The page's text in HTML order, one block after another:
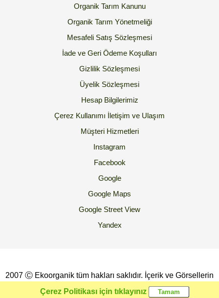
Organik Tarım Kanunu
Organik Tarım Yönetmeliği
Mesafeli Satış Sözleşmesi
İade ve Geri Ödeme Koşulları
Gizlilik Sözleşmesi
Üyelik Sözleşmesi
Hesap Bilgilerimiz
Çerez Kullanımı İletişim ve Ulaşım
Müşteri Hizmetleri
Instagram
Facebook
Google
Google Maps
Google Street View
Yandex
Çerez Politikası için tıklayınız
2007 Ⓒ Ekoorganik tüm hakları saklıdır. İçerik ve Görsellerin
İzinsiz Kopyalanması yada Kullanılması Yasaktır.